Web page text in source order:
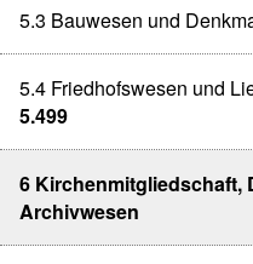
5.3 Bauwesen und
5.4 Friedhofswesen und
5.499
6 Kirchenmitgliedschaft,
Archivwesen